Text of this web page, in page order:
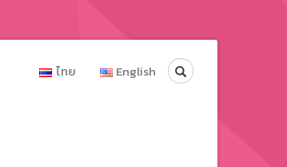
ไทย English Search